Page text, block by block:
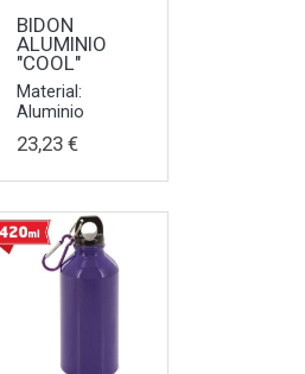
BIDON
ALUMINIO
"COOL"
Material:
Aluminio
23,23 €